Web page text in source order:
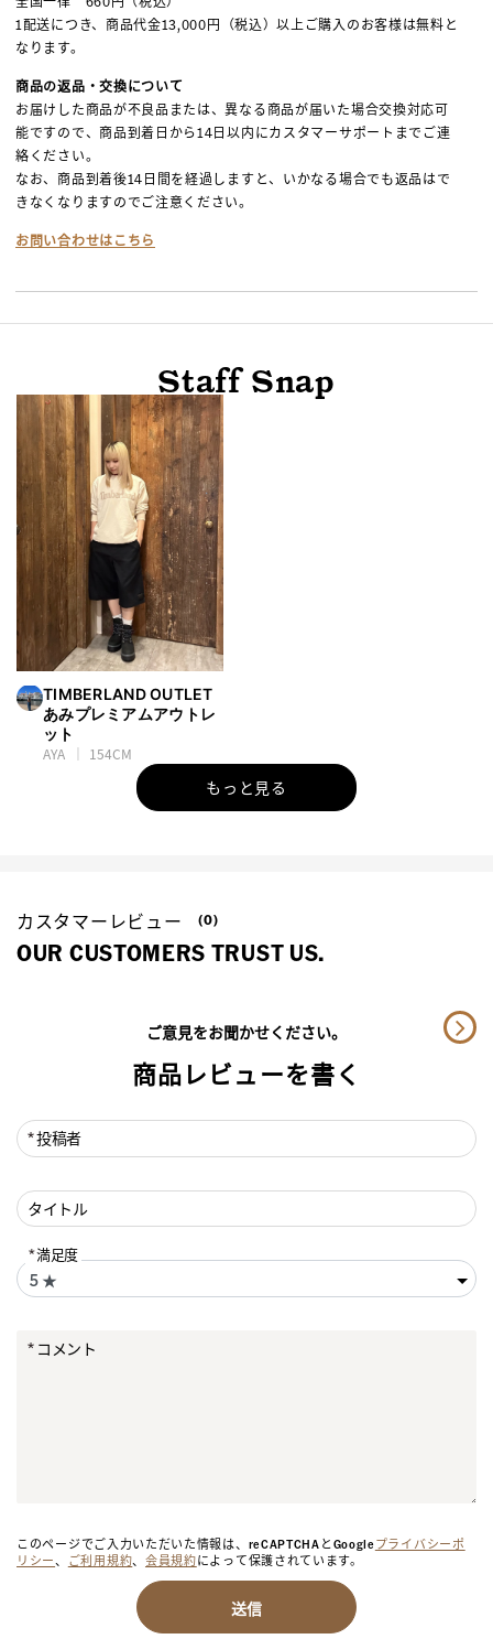
1配送につき、商品代金13,000円（税込）以上ご購入のお客様は無料と
なります。
商品の返品・交換について
お届けした商品が不良品または、異なる商品が届いた場合交換対応可
能ですので、商品到着日から14日以内にカスタマーサポートまでご連
絡ください。
なお、商品到着後14日間を経過しますと、いかなる場合でも返品はで
きなくなりますのでご注意ください。
お問い合わせはこちら
Staff Snap
TIMBERLAND OUTLET
あみプレミアムアウトレ
ット
AYA
154CM
もっと見る
カスタマーレビュー (0)
OUR CUSTOMERS TRUST US.
ご意見をお聞かせください。
商品レビューを書く
投稿者
タイトル
満足度
コメント
このページでご入力いただいた情報は、reCAPTCHAとGoogleプライバシーポ
リシー、 ご利用規約、 会員規約によって保護されています。
送信